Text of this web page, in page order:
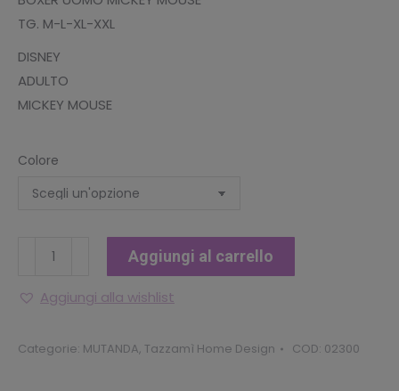
TG. M-L-XL-XXL
DISNEY
ADULTO
MICKEY MOUSE
Colore
BOXER
MICKEY
quantità
Aggiungi al carrello
Aggiungi alla wishlist
Categorie: MUTANDA, Tazzamì Home Design COD: 02300